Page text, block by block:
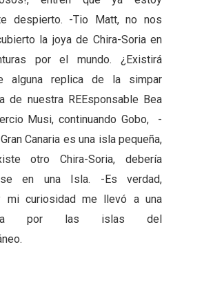
despierto. -Tio Matt, no nos
la joya de Chira-Soria en
por el mundo. ¿Existirá
alguna replica de la simpar
de nuestra REEsponsable Bea
Musi, continuando Gobo, -
Canaria es una isla pequeña,
otro Chira-Soria, debería
en una Isla. -Es verdad,
mi curiosidad me llevó a una
por las islas del